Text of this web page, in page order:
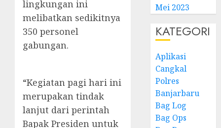
lingkungan ini
melibatkan sedikitnya
350 personel
gabungan.
“Kegiatan pagi hari ini
merupakan tindak
lanjut dari perintah
Bapak Presiden untuk
Mei 2023
KATEGORI
Aplikasi
Cangkal
Polres
Banjarbaru
Bag Log
Bag Ops